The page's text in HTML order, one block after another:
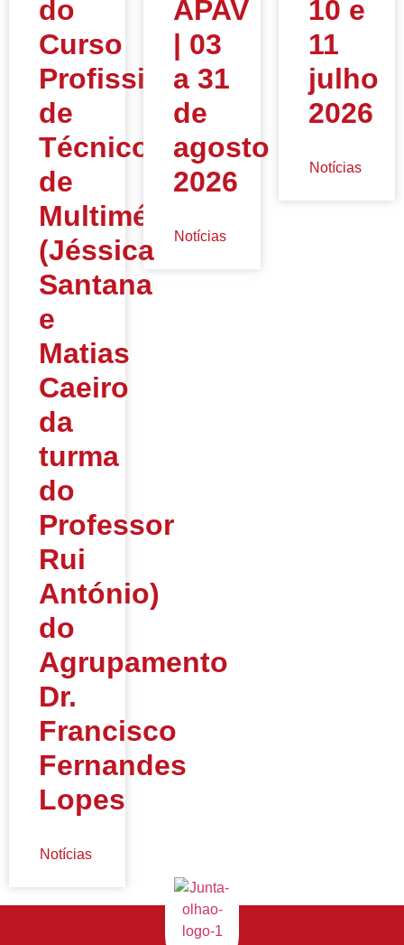
do
Curso
Profissional
de
Técnico
de
Multimédia
(Jéssica
Santana
e
Matias
Caeiro
da
turma
do
Professor
Rui
António)
do
Agrupamento
Dr.
Francisco
Fernandes
Lopes
Notícias
APAV
| 03
a 31
de
agosto
2026
Notícias
10 e
11
julho
2026
Notícias